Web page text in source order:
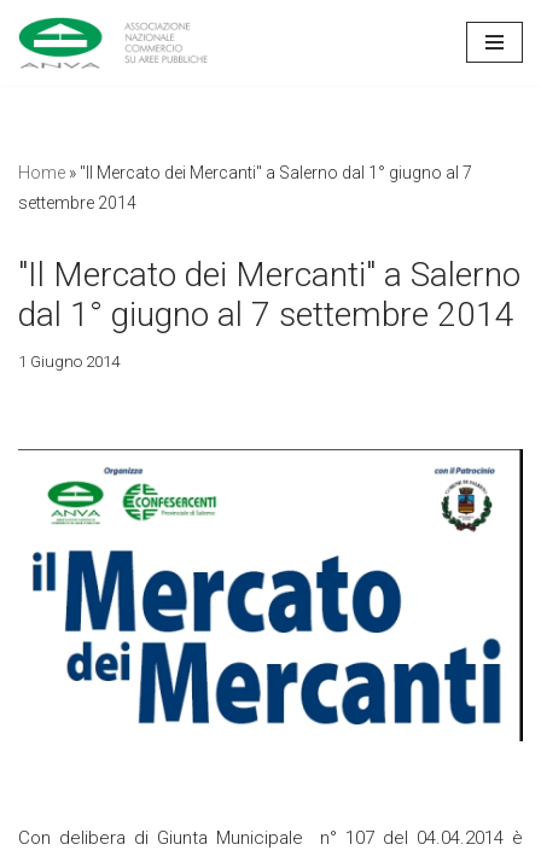
Vai
Home » "Il Mercato dei Mercanti" a Salerno dal 1° giugno al 7
settembre 2014
"Il Mercato dei Mercanti" a Salerno
dal 1° giugno al 7 settembre 2014
1 Giugno 2014
Con delibera di Giunta Municipale n° 107 del 04.04.2014 è